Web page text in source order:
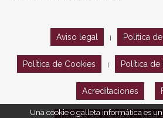
Aviso legal Política
Política de Cookies Política
Acreditaciones
Una cookie o galleta informática es